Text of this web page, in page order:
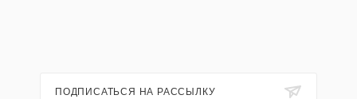
ПОДПИСАТЬСЯ НА РАССЫЛКУ